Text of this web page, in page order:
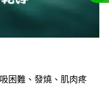
困難、發燒、肌肉疼